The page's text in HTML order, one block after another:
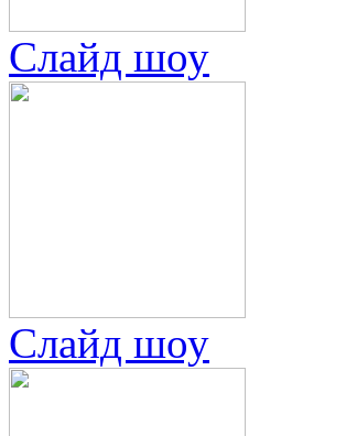
Слайд шоу
Слайд шоу